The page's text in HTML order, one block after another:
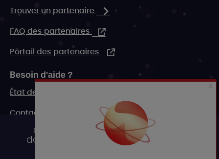
Trouver un partenaire
FAQ des partenaires
Portail des partenaires
Besoin d'aide ?
État de nos systèmes
Contact
Ce site utilise des cookies et vous
donne le contrôle sur ceux que vous